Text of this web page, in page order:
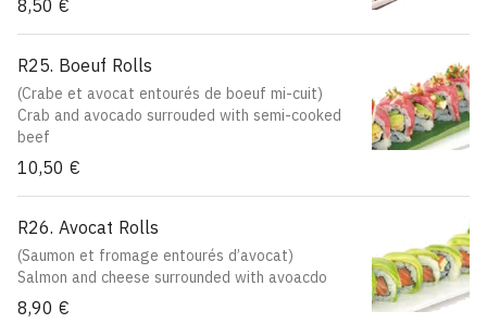
8,50 €
R25. Boeuf Rolls
(Crabe et avocat entourés de boeuf mi-cuit)
Crab and avocado surrouded with semi-cooked
beef
10,50 €
R26. Avocat Rolls
(Saumon et fromage entourés d’avocat)
Salmon and cheese surrounded with avoacdo
8,90 €